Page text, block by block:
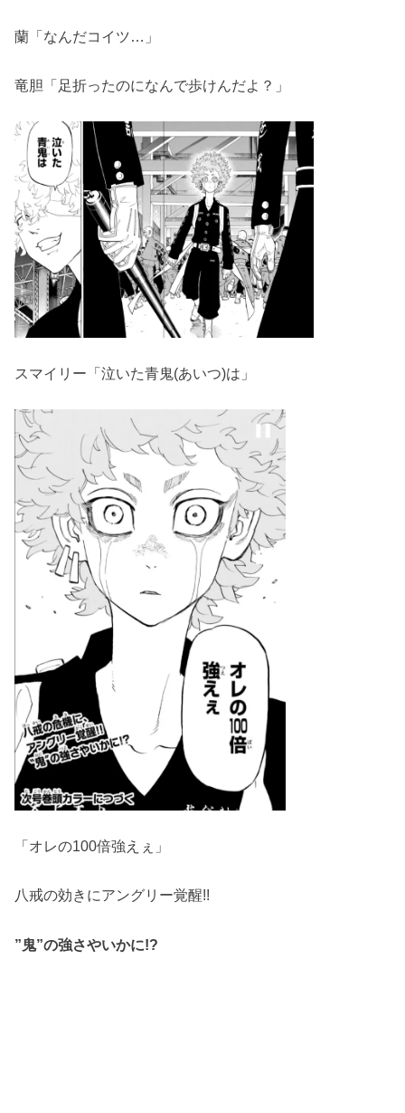
蘭「なんだコイツ…」
竜胆「足折ったのになんで歩けんだよ？」
スマイリー「泣いた青鬼(あいつ)は」
「オレの100倍強えぇ」
八戒の効きにアングリー覚醒!!
”鬼”の強さやいかに!?